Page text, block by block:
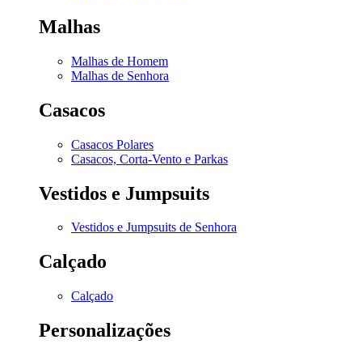
Malhas
Malhas de Homem
Malhas de Senhora
Casacos
Casacos Polares
Casacos, Corta-Vento e Parkas
Vestidos e Jumpsuits
Vestidos e Jumpsuits de Senhora
Calçado
Calçado
Personalizações